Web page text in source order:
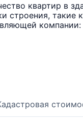
квартир в
такие
компании: